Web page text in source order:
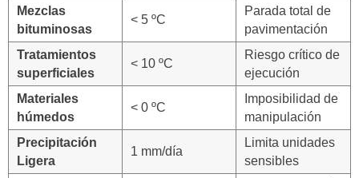
Mezclas
bituminosas
< 5 ºC
Parada total de
pavimentación
Tratamientos
superficiales
< 10 ºC
Riesgo crítico de
ejecución
Materiales
húmedos
< 0 ºC
Imposibilidad de
manipulación
Precipitación
Ligera
1 mm/día
Limita unidades
sensibles